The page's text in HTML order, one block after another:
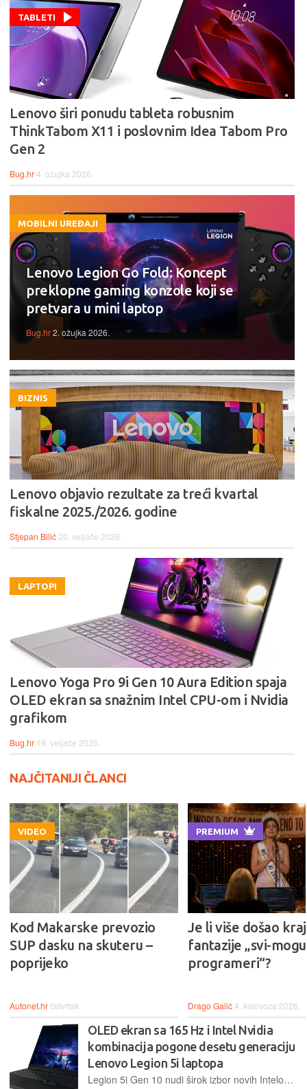
TABLETI
Lenovo širi ponudu tableta robusnim
ThinkTabom X11 i poslovnim Idea Tabom Pro
Gen 2
Bug.hr4. ožujka 2026.
MOBILNI UREĐAJI
Lenovo Legion Go Fold: Koncept
preklopne gaming konzole koji se
pretvara u mini laptop
Bug.hr2. ožujka 2026.
BIZNIS
Lenovo objavio rezultate za treći kvartal
fiskalne 2025./2026. godine
Stjepan Bilić 20. veljače 2026.
LAPTOPI
Lenovo Yoga Pro 9i Gen 10 Aura Edition spaja
OLED ekran sa snažnim Intel CPU-om i Nvidia
grafikom
Bug.hr 19. veljače 2026.
NAJČITANIJI ČLANCI
VIDEO
Kod Makarske prevozio
SUP dasku na skuteru –
poprijeko
Autonet.hrčetvrtak
PREMIUM
Je li više došao kraj
fantazije „svi-
programeri“?
Drago Galić4. kolovoza 2026.
OLED ekran sa 165 Hz i Intel Nvidia
kombinacija pogone desetu generaciju
Lenovo Legion 5i laptopa
Legion 5i Gen 10 nudi širok izbor novih Intelovih procesora, ali i ovaj stariji no i dalje moćni primjerak 13. generacije. Uz to laptop nudi OLED ekran naprednih mogućnosti i Nvidia RTX 5070 grafičku karticu za ispod 2000 eura